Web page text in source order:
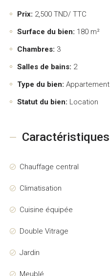
Prix: 2,500 TND/ TTC
Surface du bien: 180 m²
Chambres: 3
Salles de bains: 2
Type du bien: Appartement
Statut du bien: Location
Caractéristiques
Chauffage central
Climatisation
Cuisine équipée
Double Vitrage
Jardin
Meublé